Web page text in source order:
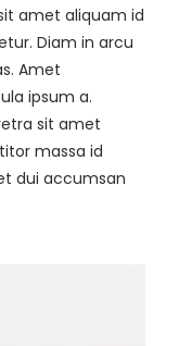
amet aliquam id
Diam in arcu
Amet
ipsum a.
sit amet
massa id
dui accumsan